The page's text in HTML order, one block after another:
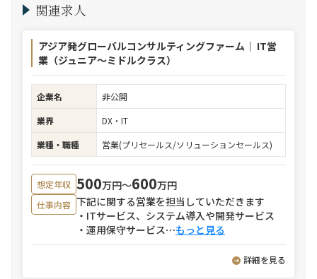
関連求人
アジア発グローバルコンサルティングファーム｜ IT営
業（ジュニア～ミドルクラス）
企業名
非公開
業界
DX・IT
業種・職種
営業(プリセールス/ソリューションセールス)
想定年収 500万円〜600万円
仕事内容 下記に関する営業を担当していただきます
・ITサービス、システム導入や開発サービス
・運用保守サービス⋯もっと見る
詳細を見る